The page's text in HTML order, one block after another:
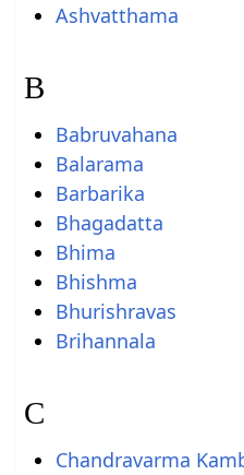
Ashvatthama
B
Babruvahana
Balarama
Barbarika
Bhagadatta
Bhima
Bhishma
Bhurishravas
Brihannala
C
Chandravarma